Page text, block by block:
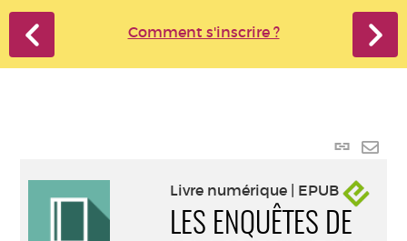
Comment s'inscrire ?
Lien
Livre numérique | EPUB
LES ENQUÊTES DE